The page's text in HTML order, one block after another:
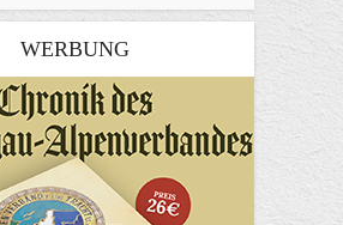
WERBUNG